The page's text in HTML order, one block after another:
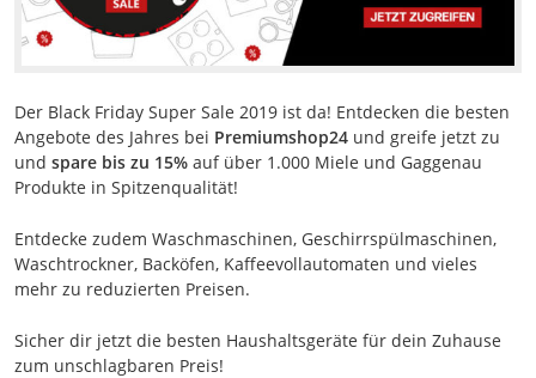
Der Black Friday Super Sale 2019 ist da! Entdecken die besten
Angebote des Jahres bei Premiumshop24 und greife jetzt zu
und spare bis zu 15% auf über 1.000 Miele und Gaggenau
Produkte in Spitzenqualität!
Entdecke zudem Waschmaschinen, Geschirrspülmaschinen,
Waschtrockner, Backöfen, Kaffeevollautomaten und vieles
mehr zu reduzierten Preisen.
Sicher dir jetzt die besten Haushaltsgeräte für dein Zuhause
zum unschlagbaren Preis!